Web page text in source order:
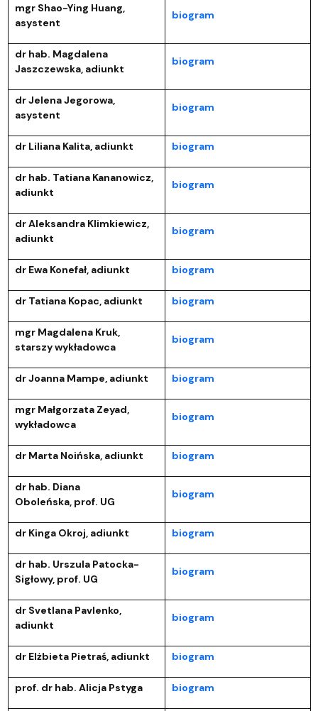
mgr Shao-Ying Huang,
asystent
biogram
dr hab. Magdalena
Jaszczewska, adiunkt
biogram
dr Jelena Jegorowa,
asystent
biogram
dr Liliana Kalita, adiunkt biogram
dr hab. Tatiana Kananowicz,
adiunkt
biogram
dr Aleksandra Klimkiewicz,
adiunkt
biogram
dr Ewa Konefał, adiunkt biogram
dr Tatiana Kopac, adiunkt biogram
mgr Magdalena Kruk,
starszy wykładowca
biogram
dr Joanna Mampe, adiunkt biogram
mgr Małgorzata Zeyad,
wykładowca
biogram
dr Marta Noińska, adiunkt biogram
dr hab. Diana
Oboleńska, prof. UG
biogram
dr Kinga Okroj, adiunkt biogram
dr hab. Urszula Patocka-
Sigłowy, prof. UG
biogram
dr Svetlana Pavlenko,
adiunkt
biogram
dr Elżbieta Pietraś, adiunkt biogram
prof. dr hab. Alicja Pstyga biogram